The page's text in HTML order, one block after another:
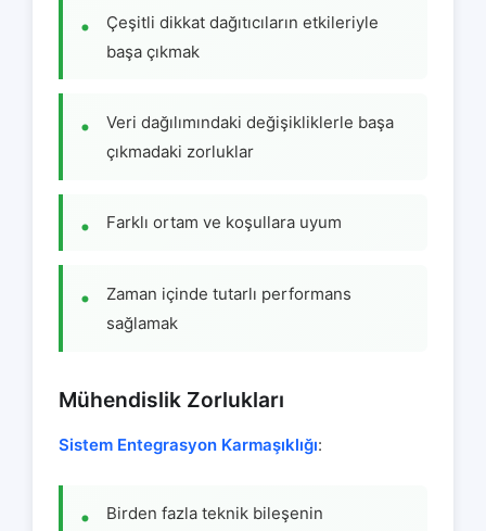
Çeşitli dikkat dağıtıcıların etkileriyle
başa çıkmak
Veri dağılımındaki değişikliklerle başa
çıkmadaki zorluklar
Farklı ortam ve koşullara uyum
Zaman içinde tutarlı performans
sağlamak
Mühendislik Zorlukları
Sistem Entegrasyon Karmaşıklığı:
Birden fazla teknik bileşenin